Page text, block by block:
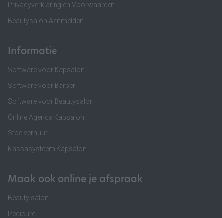
Privacyverklaring en Voorwaarden
Beautysalon Aanmelden
Informatie
Software voor Kapsalon
Software voor Barber
Software voor Beautysalon
Online Agenda Kapsalon
Stoelverhuur
Kassasysteem Kapsalon
Maak ook online je afspraak
Beauty salon
Pedicure